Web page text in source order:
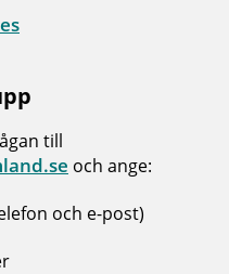
till
och ange:
och e-post)